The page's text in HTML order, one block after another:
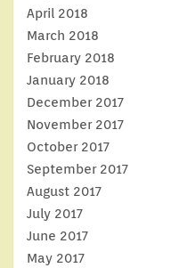
April 2018
March 2018
February 2018
January 2018
December 2017
November 2017
October 2017
September 2017
August 2017
July 2017
June 2017
May 2017